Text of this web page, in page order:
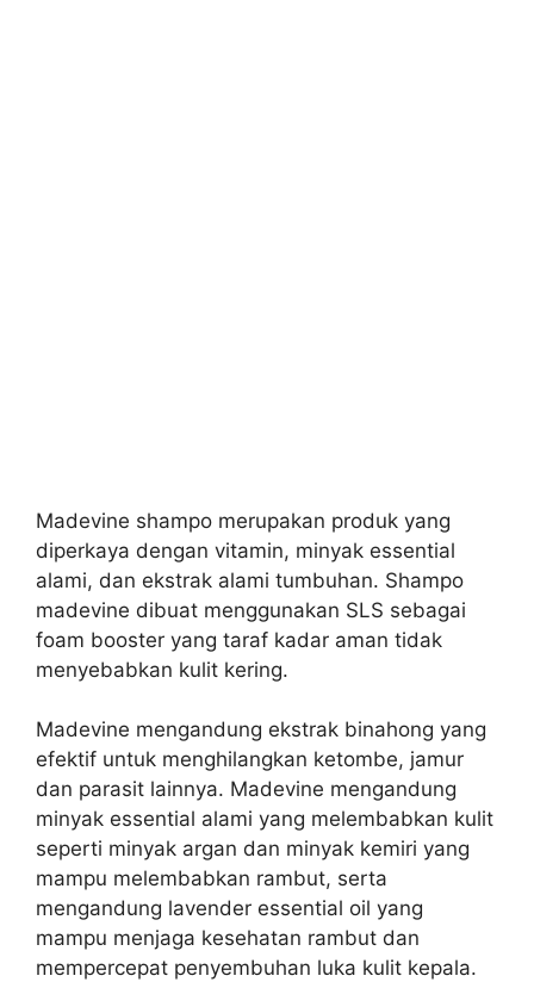
Madevine shampo merupakan produk yang
diperkaya dengan vitamin, minyak essential
alami, dan ekstrak alami tumbuhan. Shampo
madevine dibuat menggunakan SLS sebagai
foam booster yang taraf kadar aman tidak
menyebabkan kulit kering.
Madevine mengandung ekstrak binahong yang
efektif untuk menghilangkan ketombe, jamur
dan parasit lainnya. Madevine mengandung
minyak essential alami yang melembabkan kulit
seperti minyak argan dan minyak kemiri yang
mampu melembabkan rambut, serta
mengandung lavender essential oil yang
mampu menjaga kesehatan rambut dan
mempercepat penyembuhan luka kulit kepala.